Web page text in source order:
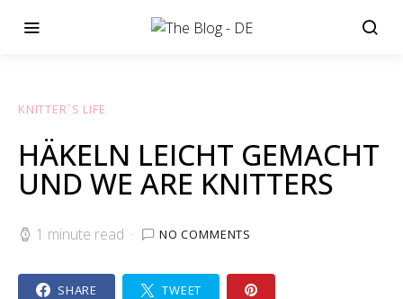
KNITTER´S LIFE
HÄKELN LEICHT GEMACHT
UND WE ARE KNITTERS
1 minute read NO COMMENTS
SHARE TWEET